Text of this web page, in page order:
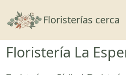
Floristerías cerca
Floristería La